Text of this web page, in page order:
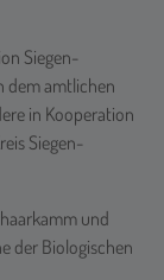
Siegen-
dem amtlichen
in Kooperation
Siegen-
und
der Biologischen